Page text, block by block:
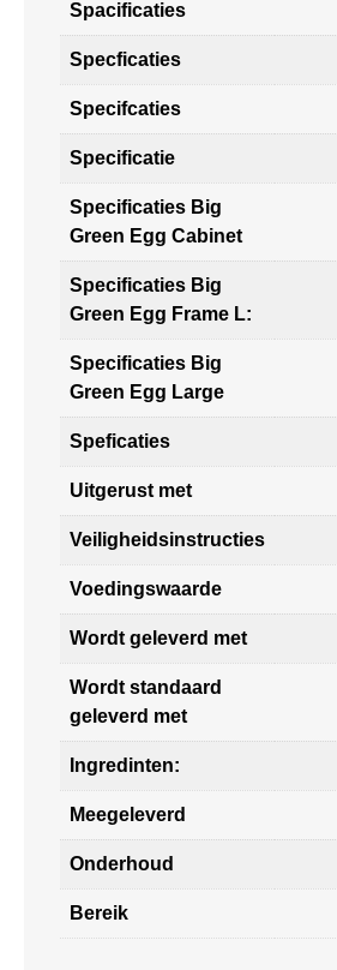
Spacificaties
Specficaties
Specifcaties
Specificatie
Specificaties Big
Green Egg Cabinet
Specificaties Big
Green Egg Frame L:
Specificaties Big
Green Egg Large
Speficaties
Uitgerust met
Veiligheidsinstructies
Voedingswaarde
Wordt geleverd met
Wordt standaard
geleverd met
Ingredinten:
Meegeleverd
Onderhoud
Bereik